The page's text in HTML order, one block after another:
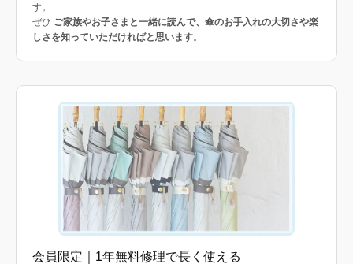
す。
ぜひ ご家族やお子さまと一緒に読んで、傘のお手入れの大切さや楽
しさを知っていただければと思います。
会員限定｜1年無料修理で長く使える